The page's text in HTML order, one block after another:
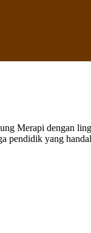
Merapi dengan
yang